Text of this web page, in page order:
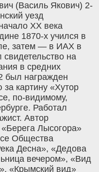
(Василь Якович) 2-
уезд
ХХ века
1870-х учился в
затем — в ИАХ в
на
в средних
был награжден
картину «Хутор
по-видимому,
Работал
Автор
Лысогора»
Общества
Десна», «Дедова
вечером», «Вид
«Крымский вид»